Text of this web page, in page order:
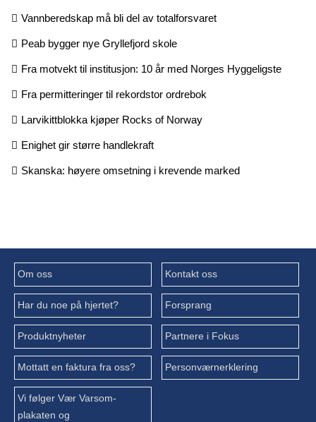
Vannberedskap må bli del av totalforsvaret
Peab bygger nye Gryllefjord skole
Fra motvekt til institusjon: 10 år med Norges Hyggeligste
Fra permitteringer til rekordstor ordrebok
Larvikittblokka kjøper Rocks of Norway
Enighet gir større handlekraft
Skanska: høyere omsetning i krevende marked
Om oss Kontakt oss
Har du noe på hjertet? Forsprang
Produktnyheter Partnere i Fokus
Mottatt en faktura fra oss? Personværnerklering
Vi følger Vær Varsom-
plakaten og